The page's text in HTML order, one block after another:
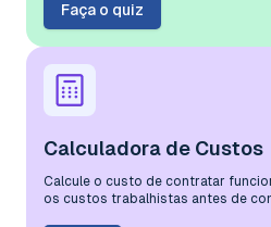
Faça o quiz
Calculadora de Custos
Calcule o custo de contratar
os custos trabalhistas antes de